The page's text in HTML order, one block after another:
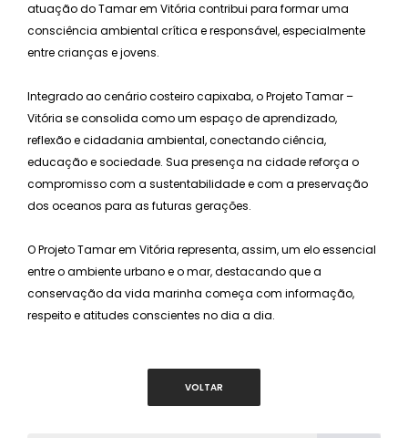
atuação do Tamar em Vitória contribui para formar uma
consciência ambiental crítica e responsável, especialmente
entre crianças e jovens.
Integrado ao cenário costeiro capixaba, o Projeto Tamar –
Vitória se consolida como um espaço de aprendizado,
reflexão e cidadania ambiental, conectando ciência,
educação e sociedade. Sua presença na cidade reforça o
compromisso com a sustentabilidade e com a preservação
dos oceanos para as futuras gerações.
O Projeto Tamar em Vitória representa, assim, um elo essencial
entre o ambiente urbano e o mar, destacando que a
conservação da vida marinha começa com informação,
respeito e atitudes conscientes no dia a dia.
VOLTAR